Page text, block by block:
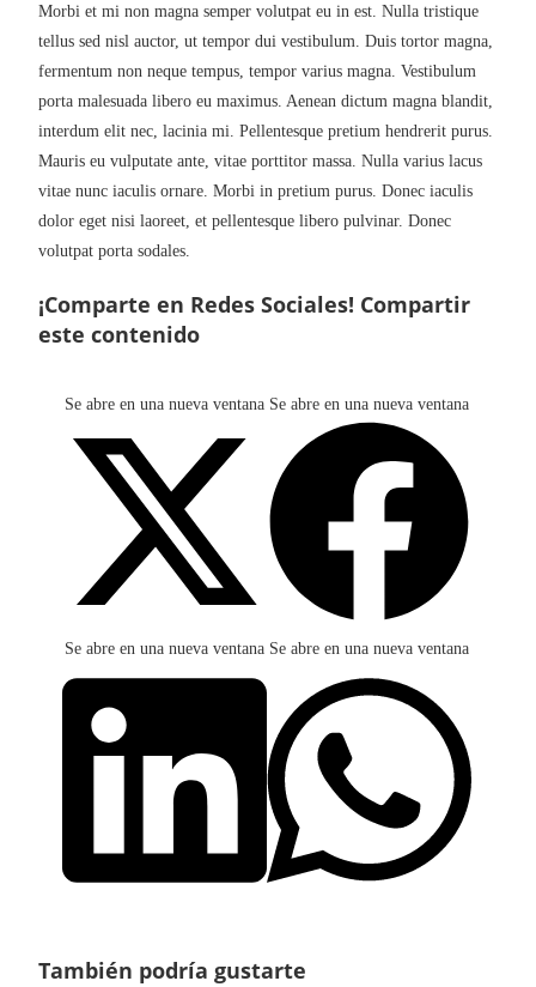
Morbi et mi non magna semper volutpat eu in est. Nulla tristique
tellus sed nisl auctor, ut tempor dui vestibulum. Duis tortor magna,
fermentum non neque tempus, tempor varius magna. Vestibulum
porta malesuada libero eu maximus. Aenean dictum magna blandit,
interdum elit nec, lacinia mi. Pellentesque pretium hendrerit purus.
Mauris eu vulputate ante, vitae porttitor massa. Nulla varius lacus
vitae nunc iaculis ornare. Morbi in pretium purus. Donec iaculis
dolor eget nisi laoreet, et pellentesque libero pulvinar. Donec
volutpat porta sodales.
¡Comparte en Redes Sociales! Compartir
este contenido
Se abre en una nueva ventana Se abre en una nueva ventana
Se abre en una nueva ventana Se abre en una nueva ventana
También podría gustarte